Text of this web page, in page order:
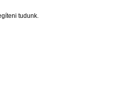
tudunk.